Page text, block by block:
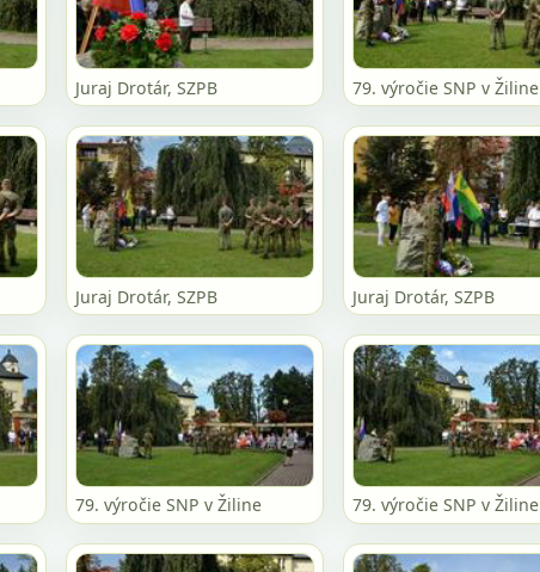
Juraj Drotár, SZPB 79. výročie SNP v Žiline
Juraj Drotár, SZPB Juraj Drotár, SZPB
79. výročie SNP v Žiline 79. výročie SNP v Žiline